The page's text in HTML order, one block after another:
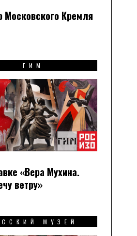
Кремля
ГИМ
«Вера Мухина.
ветру»
МУЗЕЙ